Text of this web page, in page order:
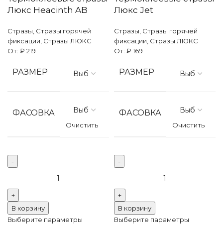
Люкс Heacinth AB
Стразы Стразы горячей
фиксации Стразы ЛЮКС
От: ₽ 219
РАЗМЕР
ФАСОВКА
Очистить
Термоклеевые
стразы
Люкс
Heacinth
В корзину
Выберите параметры
Люкс Jet
Стразы Стразы горячей
фиксации Стразы ЛЮКС
От: ₽ 169
РАЗМЕР
ФАСОВКА
Очистить
Термоклеевые
стразы
Люкс
Jet
В корзину
Выберите параметры